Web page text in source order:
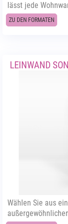
lässt jede
ZU DEN FORMATEN
LEINWAND
Wählen Sie aus